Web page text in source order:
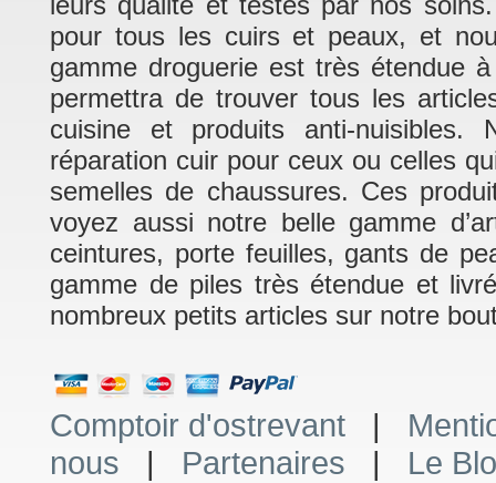
pour tous les cuirs et peaux, et
gamme droguerie est très étendue
permettra de trouver tous les
cuisine et produits anti-nuisibles.
réparation cuir pour ceux ou celles
semelles de chaussures. Ces
voyez aussi notre belle gamme
ceintures, porte feuilles, gants de
gamme de piles très étendue et
nombreux petits articles sur notre
Comptoir d'ostrevant |
nous | Partenaires | Le